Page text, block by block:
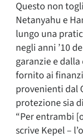
Questo non
Netanyahu e
lungo una
negli anni ’10
garanzie e
fornito ai
provenienti dal
protezione sia
“Per entrambi
scrive Kepel –